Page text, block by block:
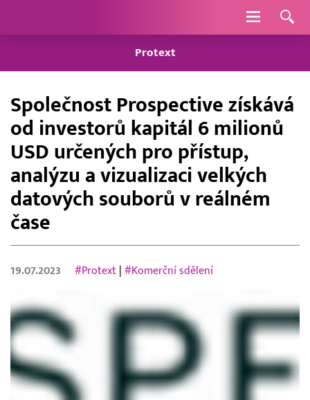
Navigace
Protext
Společnost Prospective získává
od investorů kapitál 6 milionů
USD určených pro přístup,
analýzu a vizualizaci velkých
datových souborů v reálném
čase
19.07.2023 #Protext |#Komerční sdělení